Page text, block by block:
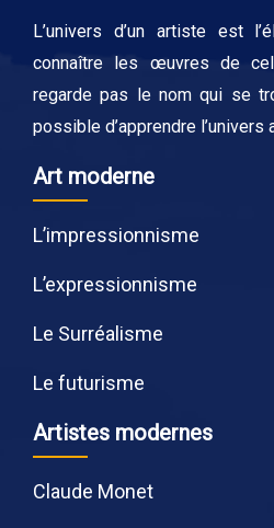
L’univers d’un artiste est
connaître les œuvres de
regarde pas le nom qui se
possible d’apprendre l’univers
Art moderne
L’impressionnisme
L’expressionnisme
Le Surréalisme
Le futurisme
Artistes modernes
Claude Monet